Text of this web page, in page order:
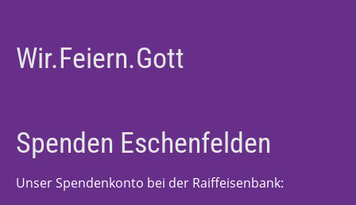
Wir.Feiern.Gott
Spenden Eschenfelden
Unser Spendenkonto bei der Raiffeisenbank: